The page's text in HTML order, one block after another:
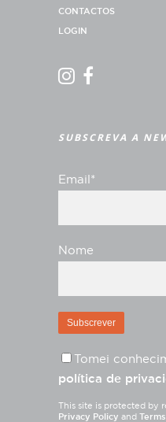
CONTACTOS
LOGIN
SUBSCREVA A
Email*
Nome
Tomei
política de
This site is protected by
Privacy Policy and